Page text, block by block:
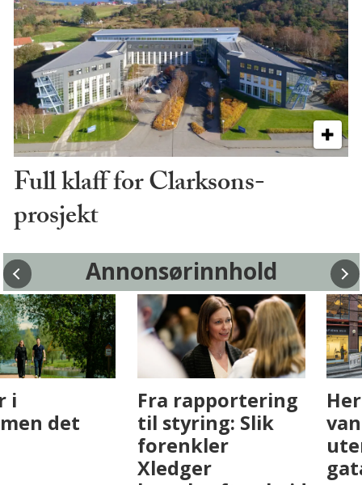
Full klaff for Clarksons-
prosjekt
Annonsørinnhold
Fenistra endrer
eiendomsbransjen
med AI. Slik ser vi
Det er i
Drammen det
skjer